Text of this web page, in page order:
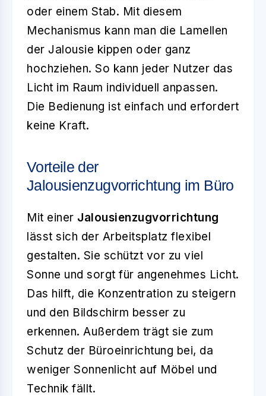
oder einem Stab. Mit diesem
Mechanismus kann man die Lamellen
der Jalousie kippen oder ganz
hochziehen. So kann jeder Nutzer das
Licht im Raum individuell anpassen.
Die Bedienung ist einfach und erfordert
keine Kraft.
Vorteile der
Jalousienzugvorrichtung im Büro
Mit einer Jalousienzugvorrichtung
lässt sich der Arbeitsplatz flexibel
gestalten. Sie schützt vor zu viel
Sonne und sorgt für angenehmes Licht.
Das hilft, die Konzentration zu steigern
und den Bildschirm besser zu
erkennen. Außerdem trägt sie zum
Schutz der Büroeinrichtung bei, da
weniger Sonnenlicht auf Möbel und
Technik fällt.